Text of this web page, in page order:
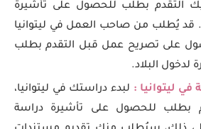
التقدم بطلب للحصول على تأشيرة
يُطلب من صاحب العمل في ليتوانيا
على تصريح عمل قبل التقدم بطلب
البلاد.
في ليتوانيا : لبدء دراستك في ليتوانيا،
بطلب للحصول على تأشيرة دراسة